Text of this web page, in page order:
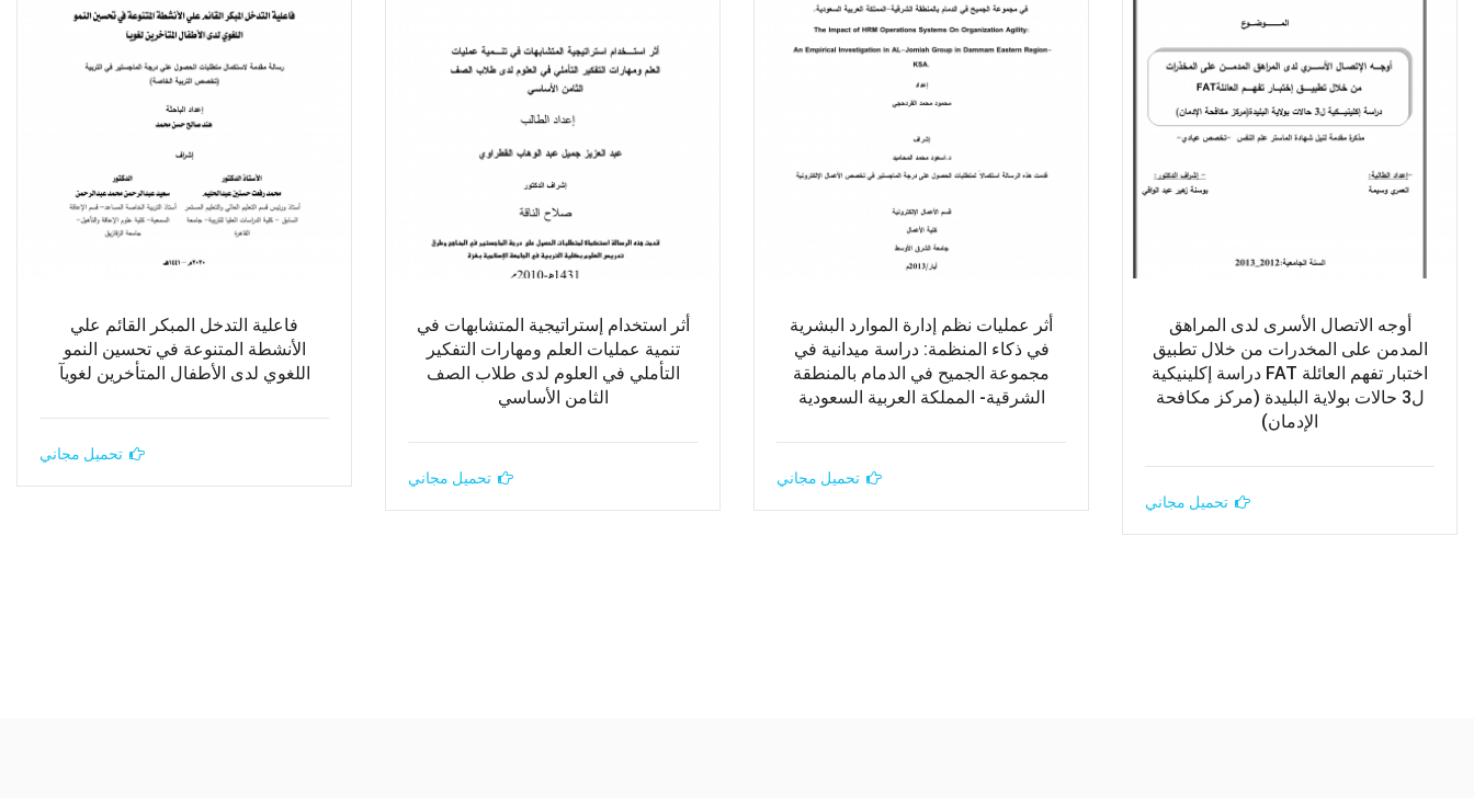
أوجه الاتصال الأسرى لدى المراهق
المدمن على المخدرات من خلال تطبيق
اختبار تفهم العائلة FAT دراسة إكلينيكية
ل3 حالات بولاية البليدة (مركز مكافحة
الإدمان)
تحميل مجاني
أثر عمليات نظم إدارة الموارد البشرية
في ذكاء المنظمة: دراسة ميدانية في
مجموعة الجميح في الدمام بالمنطقة
الشرقية- المملكة العربية السعودية
تحميل مجاني
أثر استخدام إستراتيجية المتشابهات في
تنمية عمليات العلم ومهارات التفكير
التأملي في العلوم لدى طلاب الصف
الثامن الأساسي
تحميل مجاني
فاعلية التدخل المبكر القائم علي
الأنشطة المتنوعة في تحسين النمو
اللغوي لدى الأطفال المتأخرين لغويآ
تحميل مجاني